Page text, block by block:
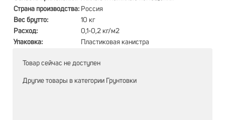
Страна производства: Россия
Вес брутто:
10 кг
Расход:
0,1-0,2 кг/м2
Упаковка:
Пластиковая канистра
Товар сейчас не доступен
Другие товары в категории Грунтовки